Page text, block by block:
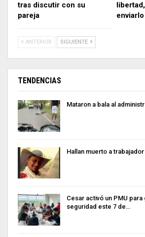
tras discutir con su
pareja
ANTERIOR SIGUIENTE
TENDENCIAS
Mataron a bala al
Hallan muerto a
Cesar activó un PMU para
seguridad este 7 de…